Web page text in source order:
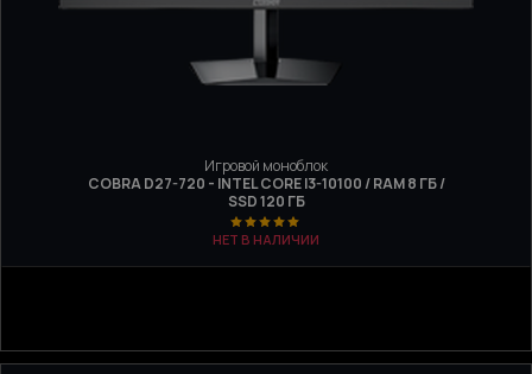
Игровой моноблок
COBRA D27-720 - INTEL CORE I3-10100 / RAM 8 ГБ /
SSD 120 ГБ
НЕТ В НАЛИЧИИ